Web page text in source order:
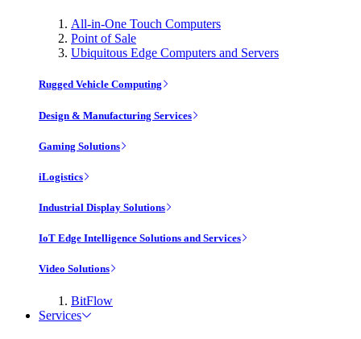
All-in-One Touch Computers
Point of Sale
Ubiquitous Edge Computers and Servers
Rugged Vehicle Computing
Design & Manufacturing Services
Gaming Solutions
iLogistics
Industrial Display Solutions
IoT Edge Intelligence Solutions and Services
Video Solutions
BitFlow
Services